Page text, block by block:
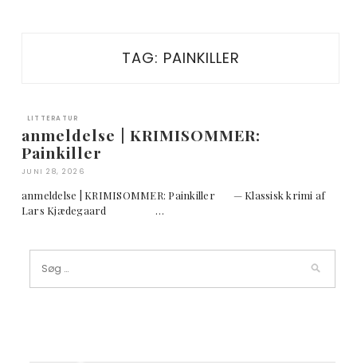
TAG: PAINKILLER
LITTERATUR
anmeldelse | KRIMISOMMER:
Painkiller
JUNI 28, 2026
anmeldelse | KRIMISOMMER: Painkiller — Klassisk krimi af
Lars Kjædegaard …